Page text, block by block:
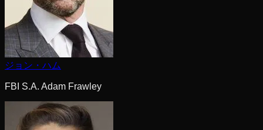
ジョン・ハム
FBI S.A. Adam Frawley